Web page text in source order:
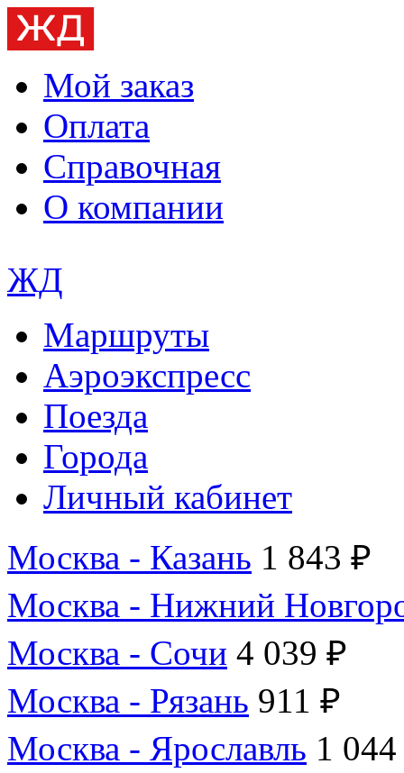
Мой заказ
Оплата
Справочная
О компании
ЖД
Маршруты
Аэроэкспресс
Поезда
Города
Личный кабинет
Москва - Казань 1 843 ₽
Москва - Нижний
Москва - Сочи 4 039 ₽
Москва - Рязань 911 ₽
Москва - Ярославль 1